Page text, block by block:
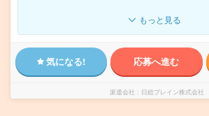
もっと見る
気になる! 応募へ進む
派遣会社 日総ブレイン株式会社